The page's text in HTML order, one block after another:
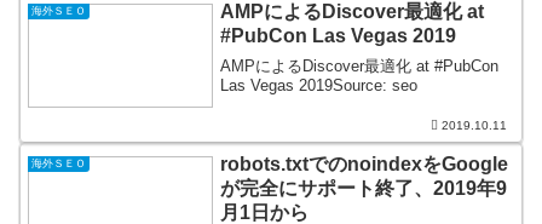
海外ＳＥＯ
AMPによるDiscover最適化 at
#PubCon Las Vegas 2019
AMPによるDiscover最適化 at #PubCon
Las Vegas 2019Source: seo
2019.10.11
海外ＳＥＯ
robots.txtでのnoindexをGoogle
が完全にサポート終了、2019年9
月1日から